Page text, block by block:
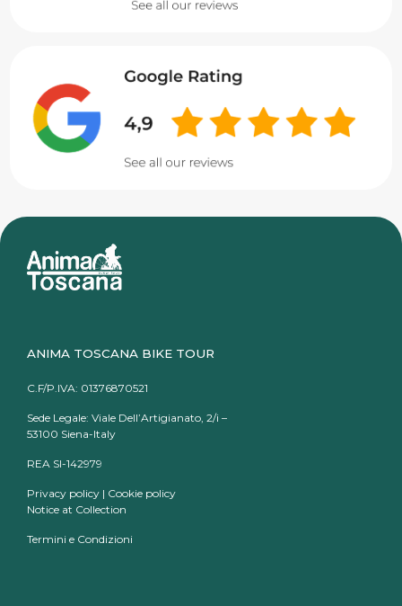
ANIMA TOSCANA BIKE TOUR
C.F/P.IVA: 01376870521
Sede Legale: Viale Dell’Artigianato, 2/i –
53100 Siena-Italy
REA SI-142979
Privacy policy | Cookie policy
Notice at Collection
Termini e Condizioni